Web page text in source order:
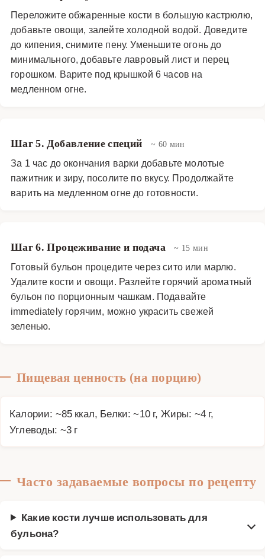
Переложите обжаренные кости в большую кастрюлю,
добавьте овощи, залейте холодной водой. Доведите
до кипения, снимите пену. Уменьшите огонь до
минимального, добавьте лавровый лист и перец
горошком. Варите под крышкой 6 часов на
медленном огне.
Шаг 5. Добавление специй ~ 60 мин
За 1 час до окончания варки добавьте молотые
пажитник и зиру, посолите по вкусу. Продолжайте
варить на медленном огне до готовности.
Шаг 6. Процеживание и подача ~ 15 мин
Готовый бульон процедите через сито или марлю.
Удалите кости и овощи. Разлейте горячий ароматный
бульон по порционным чашкам. Подавайте
immediately горячим, можно украсить свежей
зеленью.
Пищевая ценность (на порцию)
Калории: ~85 ккал, Белки: ~10 г, Жиры: ~4 г,
Углеводы: ~3 г
Часто задаваемые вопросы по рецепту
Какие кости лучше использовать для
бульона?